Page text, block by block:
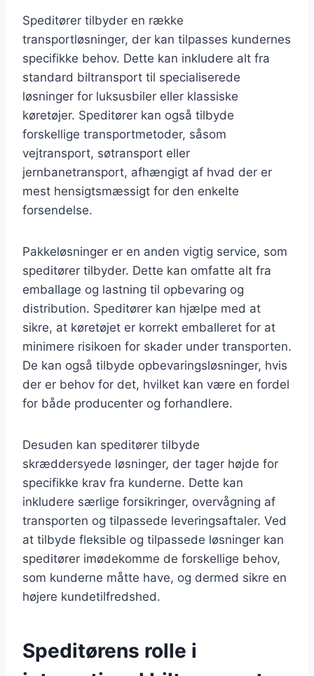
Speditører tilbyder en række
transportløsninger, der kan tilpasses kundernes
specifikke behov. Dette kan inkludere alt fra
standard biltransport til specialiserede
løsninger for luksusbiler eller klassiske
køretøjer. Speditører kan også tilbyde
forskellige transportmetoder, såsom
vejtransport, søtransport eller
jernbanetransport, afhængigt af hvad der er
mest hensigtsmæssigt for den enkelte
forsendelse.
Pakkeløsninger er en anden vigtig service, som
speditører tilbyder. Dette kan omfatte alt fra
emballage og lastning til opbevaring og
distribution. Speditører kan hjælpe med at
sikre, at køretøjet er korrekt emballeret for at
minimere risikoen for skader under transporten.
De kan også tilbyde opbevaringsløsninger, hvis
der er behov for det, hvilket kan være en fordel
for både producenter og forhandlere.
Desuden kan speditører tilbyde
skræddersyede løsninger, der tager højde for
specifikke krav fra kunderne. Dette kan
inkludere særlige forsikringer, overvågning af
transporten og tilpassede leveringsaftaler. Ved
at tilbyde fleksible og tilpassede løsninger kan
speditører imødekomme de forskellige behov,
som kunderne måtte have, og dermed sikre en
højere kundetilfredshed.
Speditørens rolle i